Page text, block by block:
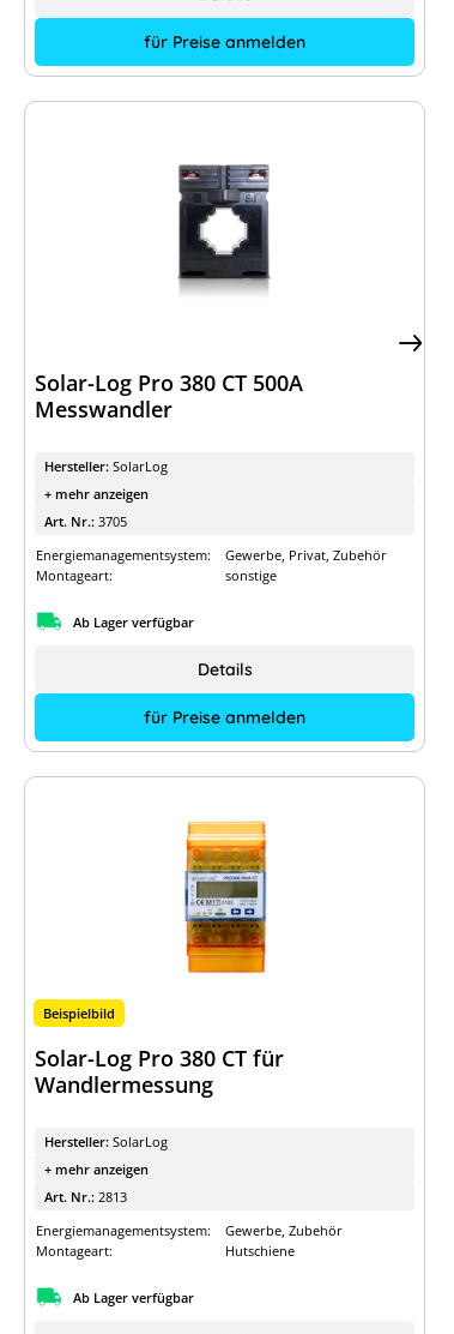
für Preise anmelden
Solar-Log Pro 380 CT 500A
Messwandler
Hersteller: SolarLog
+ mehr anzeigen
Art. Nr.: 3705
Energiemanagementsystem:
Gewerbe, Privat, Zubehör
Montageart:
sonstige
Ab Lager verfügbar
für Preise anmelden
Details
Beispielbild
Solar-Log Pro 380 CT für
Wandlermessung
Hersteller: SolarLog
+ mehr anzeigen
Art. Nr.: 2813
Energiemanagementsystem:
Gewerbe, Zubehör
Montageart:
Hutschiene
Ab Lager verfügbar